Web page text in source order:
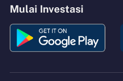
Mulai Investasi